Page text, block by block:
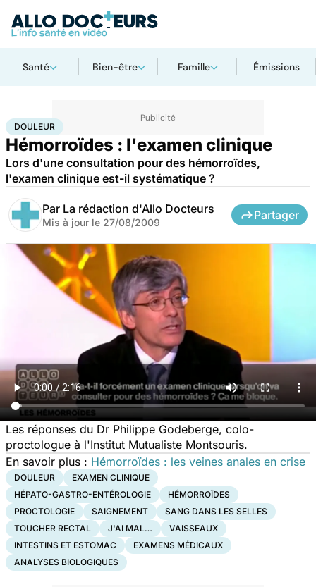
Santé Bien-être Famille Émissions
AccueilFamille Douleur
DOULEUR
Hémorroïdes : l'examen clinique
Lors d'une consultation pour des hémorroïdes,
l'examen clinique est-il systématique ?
Par La rédaction d'Allo Docteurs
Mis à jour le 27/08/2009
Partager
Les réponses du Dr Philippe Godeberge, colo-
proctologue à l'Institut Mutualiste Montsouris.
En savoir plus : Hémorroïdes : les veines anales en crise
DOULEUR
EXAMEN CLINIQUE
HÉPATO-GASTRO-ENTÉROLOGIE
HÉMORROÏDES
PROCTOLOGIE
SAIGNEMENT
SANG DANS LES SELLES
TOUCHER RECTAL
J'AI MAL…
VAISSEAUX
INTESTINS ET ESTOMAC
EXAMENS MÉDICAUX
ANALYSES BIOLOGIQUES